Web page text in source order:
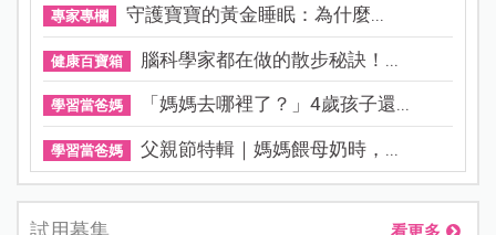
專家專欄 守護寶寶的黃金睡眠：為什麼...
健康百寶箱 腦科學家都在做的散步秘訣！...
學習當爸媽 「媽媽去哪裡了？」4歲孩子還...
學習當爸媽 父親節特輯｜媽媽餵母奶時，...
試用募集